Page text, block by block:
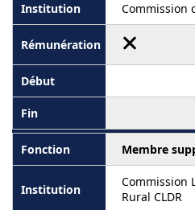
Commission
Membre
Commission
Rural CLDR